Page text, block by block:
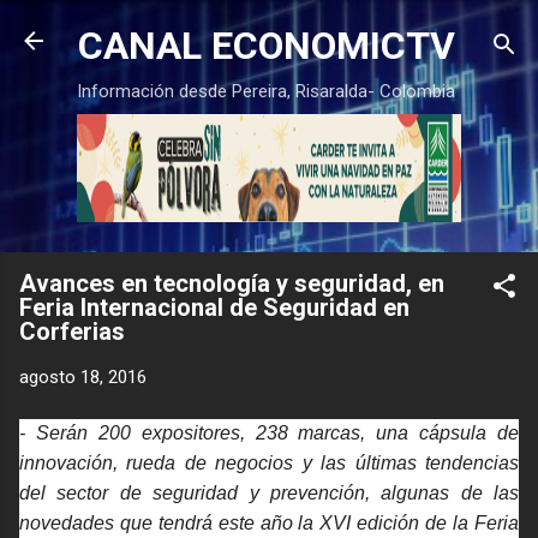
Ir al contenido principal
CANAL ECONOMICTV
Información desde Pereira, Risaralda- Colombia
Avances en tecnología y seguridad, en
Feria Internacional de Seguridad en
Corferias
agosto 18, 2016
- Serán 200 expositores, 238 marcas, una cápsula de
innovación, rueda de negocios y las últimas tendencias
del sector de seguridad y prevención, algunas de las
novedades que tendrá este año la XVI edición de la Feria